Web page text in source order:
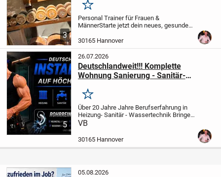
3
Merken
Personal Trainer für Frauen &
MännerStarte jetzt dein neues, gesundes
Fitness- und Gesundheitsbereich begleite
ich dich auf deinem Weg zu mehr Fitness,
Gesundheit...
30165 Hannover
5
26.07.2026
Deutschlandweit!!! Komplette
Wohnung Sanierung - Sanitär-
Merken
Über 20 Jahre Jahre Berufserfahrung in
Heizung- Sanitär - Wassertechnik Bringe
dein Badezimmer auf Next Level , eine
Wohnung und Haus Sanierung . Abbruch ,
VB
30165 Hannover
05.08.2026